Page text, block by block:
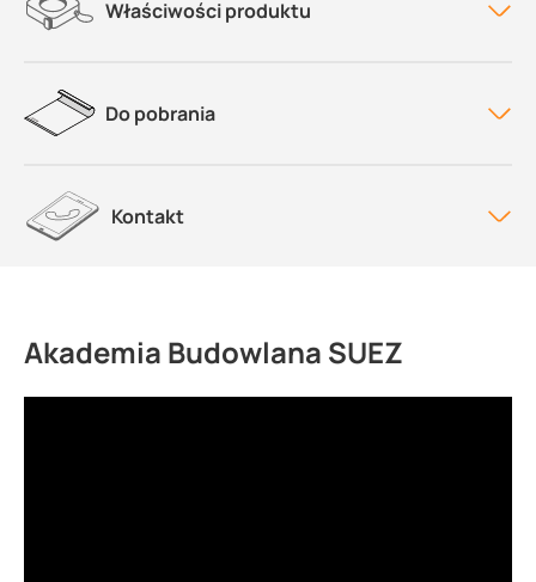
Właściwości produktu
Do pobrania
Kontakt
Akademia Budowlana SUEZ